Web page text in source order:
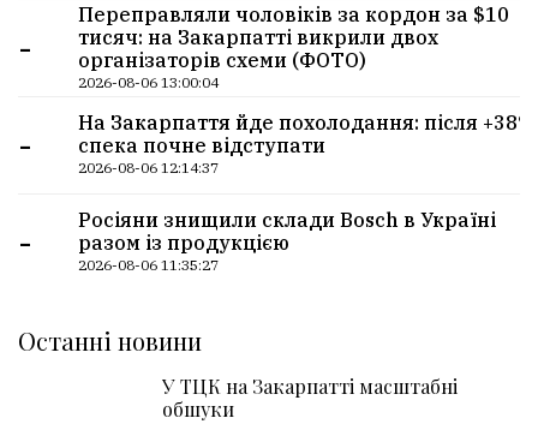
-
Переправляли чоловіків за кордон за $10
тисяч: на Закарпатті викрили двох
організаторів схеми (ФОТО)
2026-08-06 13:00:04
-
На Закарпаття йде похолодання: після +38°
спека почне відступати
2026-08-06 12:14:37
-
Росіяни знищили склади Bosch в Україні
разом із продукцією
2026-08-06 11:35:27
Останні новини
У ТЦК на Закарпатті масштабні
обшуки